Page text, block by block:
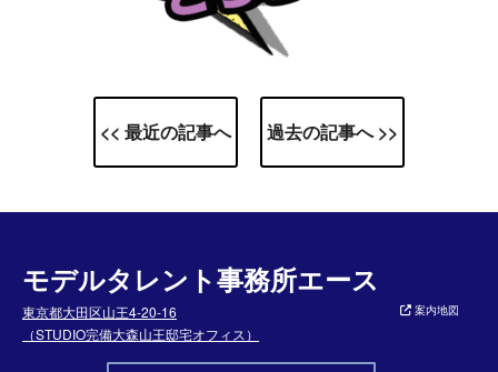
<< 最近の記事へ 過去の記事へ >>
モデルタレント事務所エース
東京都大田区山王4-20-16
（STUDIO完備大森山王邸宅オフィス）
案内地図